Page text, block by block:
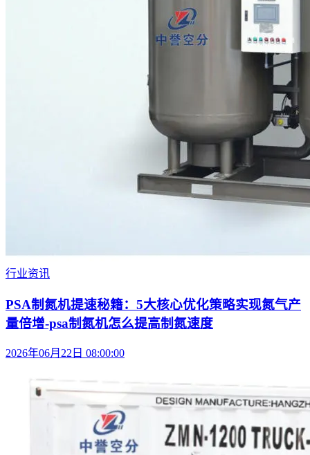
行业资讯
PSA制氮机提速秘籍：5大核心优化策略实现氮气产
量倍增-psa制氮机怎么提高制氮速度
2026年06月22日 08:00:00